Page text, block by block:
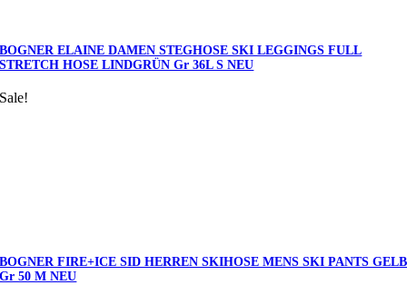
BOGNER ELAINE DAMEN STEGHOSE SKI LEGGINGS FULL
STRETCH HOSE LINDGRÜN Gr 36L S NEU
Sale!
BOGNER FIRE+ICE SID HERREN SKIHOSE MENS SKI PANTS GELB
Gr 50 M NEU